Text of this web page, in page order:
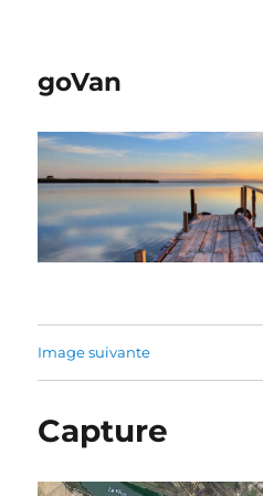
goVan
Image suivante
Capture